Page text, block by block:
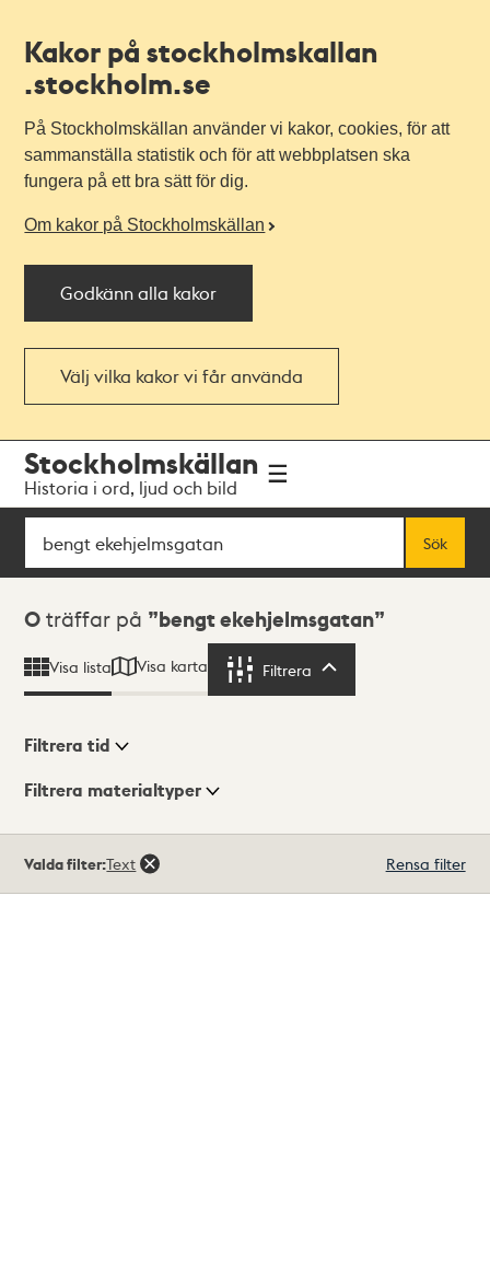
Kakor på stockholmskallan
.stockholm.se
På Stockholmskällan använder vi kakor, cookies, för att
sammanställa statistik och för att webbplatsen ska
fungera på ett bra sätt för dig.
Om kakor på Stockholmskällan
Godkänn alla kakor
Välj vilka kakor vi får använda
navigationen
huvudinnehållet
Stockholmskällan
Historia i ord, ljud och bild
Sök
Sök
Sökresultat
0 träffar på bengt ekehjelmsgatan
Visa lista Visa karta Filtrera
Visningsläge
Filtrera tid
Filtrera materialtyper
träffar
Valda filter:Text Rensa filter